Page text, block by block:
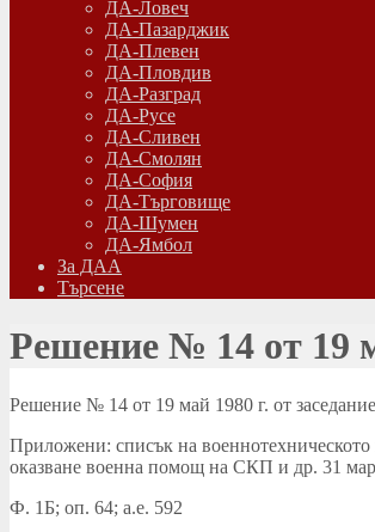
ДА-Ловеч
ДА-Пазарджик
ДА-Плевен
ДА-Пловдив
ДА-Разград
ДА-Русе
ДА-Сливен
ДА-Смолян
ДА-София
ДА-Търговище
ДА-Шумен
ДА-Ямбол
Зa ДАА
Търсене
Решение № 14 от 19
Решение № 14 от 19 май 1980 г. от
Приложени: списък на
оказване военна помощ на СКП и др. 31
Ф. 1Б; оп. 64; а.е. 592